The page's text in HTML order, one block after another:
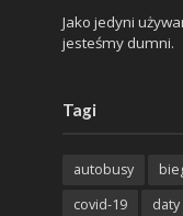
Jako jedyni
jesteśmy dumni.
Tagi
autobusy
covid-19